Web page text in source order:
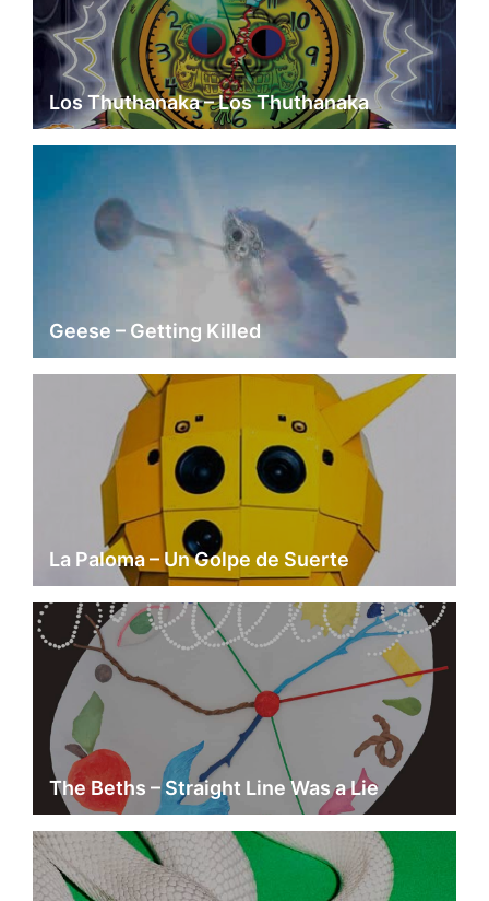
Los Thuthanaka – Los Thuthanaka
Geese – Getting Killed
La Paloma – Un Golpe de Suerte
The Beths – Straight Line Was a Lie